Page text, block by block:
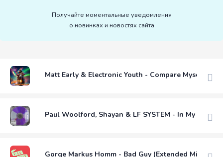
Получайте моментальные уведомления
о новинках и новостях сайта
Matt Early & Electronic Youth - Compare Myself To
Paul Woolford, Shayan & LF SYSTEM - In My Head
Gorge Markus Homm - Bad Guy (Extended Mix)